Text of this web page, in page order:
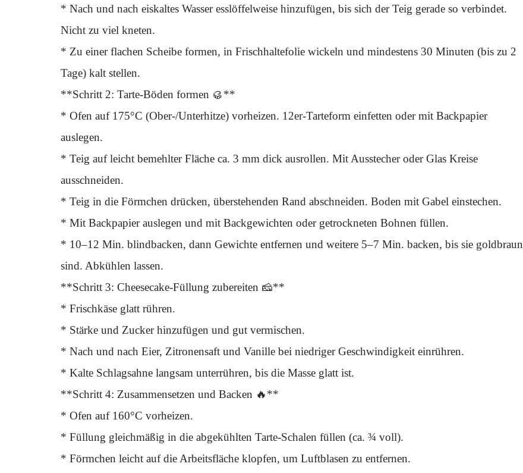
* Nach und nach eiskaltes Wasser esslöffelweise hinzufügen, bis sich der Teig gerade so verbindet.
Nicht zu viel kneten.
* Zu einer flachen Scheibe formen, in Frischhaltefolie wickeln und mindestens 30 Minuten (bis zu 2
Tage) kalt stellen.
**Schritt 2: Tarte-Böden formen 🥮**
* Ofen auf 175°C (Ober-/Unterhitze) vorheizen. 12er-Tarteform einfetten oder mit Backpapier
auslegen.
* Teig auf leicht bemehlter Fläche ca. 3 mm dick ausrollen. Mit Ausstecher oder Glas Kreise
ausschneiden.
* Teig in die Förmchen drücken, überstehenden Rand abschneiden. Boden mit Gabel einstechen.
* Mit Backpapier auslegen und mit Backgewichten oder getrockneten Bohnen füllen.
* 10–12 Min. blindbacken, dann Gewichte entfernen und weitere 5–7 Min. backen, bis sie goldbraun
sind. Abkühlen lassen.
**Schritt 3: Cheesecake-Füllung zubereiten 🧀**
* Frischkäse glatt rühren.
* Stärke und Zucker hinzufügen und gut vermischen.
* Nach und nach Eier, Zitronensaft und Vanille bei niedriger Geschwindigkeit einrühren.
* Kalte Schlagsahne langsam unterrühren, bis die Masse glatt ist.
**Schritt 4: Zusammensetzen und Backen 🔥**
* Ofen auf 160°C vorheizen.
* Füllung gleichmäßig in die abgekühlten Tarte-Schalen füllen (ca. ¾ voll).
* Förmchen leicht auf die Arbeitsfläche klopfen, um Luftblasen zu entfernen.